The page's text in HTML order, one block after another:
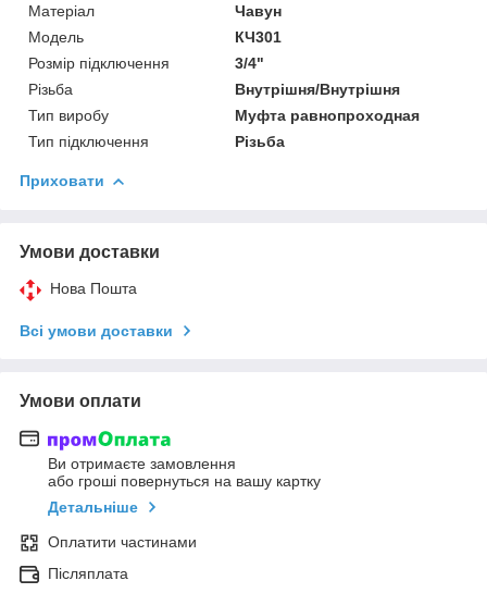
Матеріал
Чавун
Модель
КЧ301
Розмір підключення
3/4"
Різьба
Внутрішня/Внутрішня
Тип виробу
Муфта равнопроходная
Тип підключення
Різьба
Приховати
Умови доставки
Нова Пошта
Всі умови доставки
Умови оплати
Ви отримаєте замовлення
або гроші повернуться на вашу картку
Детальніше
Оплатити частинами
Післяплата